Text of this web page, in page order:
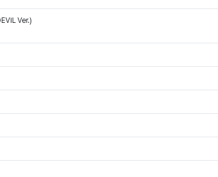
Ver.)